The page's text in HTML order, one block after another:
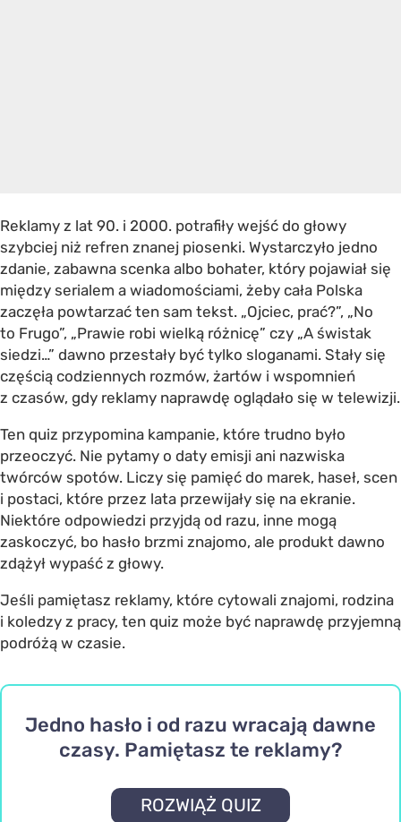
Reklamy z lat 90. i 2000. potrafiły wejść do głowy
szybciej niż refren znanej piosenki. Wystarczyło jedno
zdanie, zabawna scenka albo bohater, który pojawiał się
między serialem a wiadomościami, żeby cała Polska
zaczęła powtarzać ten sam tekst. „Ojciec, prać?”, „No
to Frugo”, „Prawie robi wielką różnicę” czy „A świstak
siedzi…” dawno przestały być tylko sloganami. Stały się
częścią codziennych rozmów, żartów i wspomnień
z czasów, gdy reklamy naprawdę oglądało się w telewizji.
Ten quiz przypomina kampanie, które trudno było
przeoczyć. Nie pytamy o daty emisji ani nazwiska
twórców spotów. Liczy się pamięć do marek, haseł, scen
i postaci, które przez lata przewijały się na ekranie.
Niektóre odpowiedzi przyjdą od razu, inne mogą
zaskoczyć, bo hasło brzmi znajomo, ale produkt dawno
zdążył wypaść z głowy.
Jeśli pamiętasz reklamy, które cytowali znajomi, rodzina
i koledzy z pracy, ten quiz może być naprawdę przyjemną
podróżą w czasie.
Jedno hasło i od razu wracają dawne
czasy. Pamiętasz te reklamy?
ROZWIĄŻ QUIZ